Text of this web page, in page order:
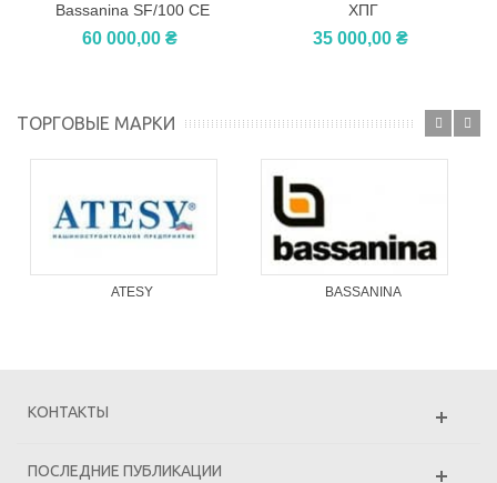
Bassanina SF/100 CE
60 000,00 ₴
ХПГ
35 000,00 ₴
ТОРГОВЫЕ МАРКИ
ATESY BASSANINA
КОНТАКТЫ
ПОСЛЕДНИЕ ПУБЛИКАЦИИ